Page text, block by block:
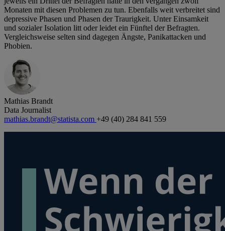
Monaten mit diesen Problemen zu tun. Ebenfalls weit verbreitet sind
depressive Phasen und Phasen der Traurigkeit. Unter Einsamkeit
und sozialer Isolation litt oder leidet ein Fünftel der Befragten.
Vergleichsweise selten sind dagegen Ängste, Panikattacken und
Phobien.
Mathias Brandt
Data Journalist
mathias.brandt@statista.com +49 (40) 284 841 559